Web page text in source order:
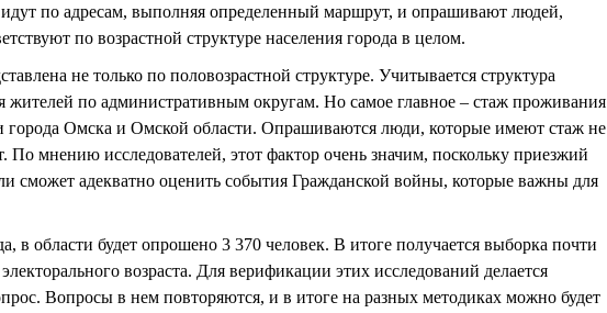
по адресам, выполняя определенный маршрут, и опрашивают людей,
по возрастной структуре населения города в целом.
не только по половозрастной структуре. Учитывается структура
жителей по административным округам. Но самое главное – стаж проживания
города Омска и Омской области. Опрашиваются люди, которые имеют стаж не
По мнению исследователей, этот фактор очень значим, поскольку приезжий
сможет адекватно оценить события Гражданской войны, которые важны для
в области будет опрошено 3 370 человек. В итоге получается выборка почти
возраста. Для верификации этих исследований делается
Вопросы в нем повторяются, и в итоге на разных методиках можно будет